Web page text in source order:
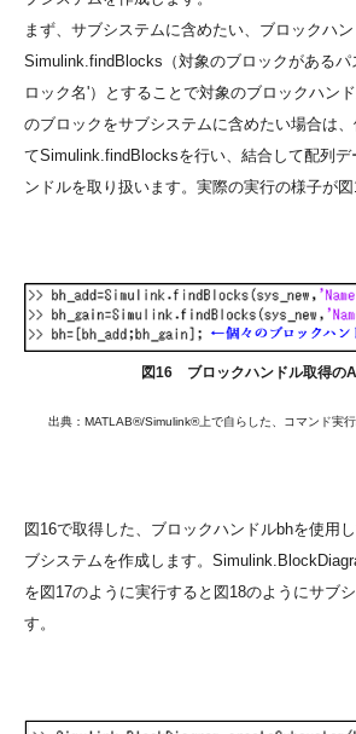
まず、サブシステムに含めたい、ブロックハン
Simulink.findBlocks（対象のブロックがあるパ
ロック名'）とすることで対象のブロックハン
のブロックをサブシステムに含めたい場合は
てSimulink.findBlocksを行い、結合して配列デ
ンドルを取り扱います。実際の実行の様子が図
図16 ブロックハンドル取得の
出典：MATLAB®/Simulink®上で自らした、コマンド実
図16で取得した、ブロックハンドルbhを使用
ブシステムを作成します。
を図17のように実行すると図18のようにサブ
す。